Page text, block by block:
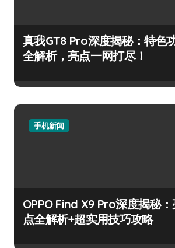
真我GT8 Pro深度揭秘：特色
全解析，亮点一网打尽！
手机新闻
OPPO Find X9 Pro深度揭秘：
点全解析+超实用技巧攻略